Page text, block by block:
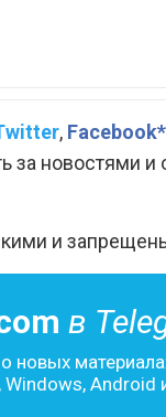
, Facebook*
за новостями и
и
в
новых
Android